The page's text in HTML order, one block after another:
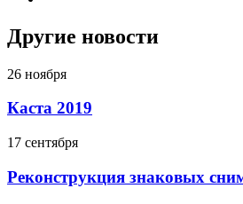
Другие новости
26 ноября
Каста 2019
17 сентября
Реконструкция знаковых